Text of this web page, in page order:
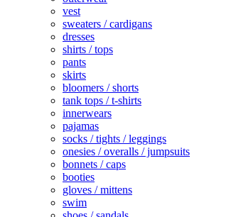
vest
sweaters / cardigans
dresses
shirts / tops
pants
skirts
bloomers / shorts
tank tops / t-shirts
innerwears
pajamas
socks / tights / leggings
onesies / overalls / jumpsuits
bonnets / caps
booties
gloves / mittens
swim